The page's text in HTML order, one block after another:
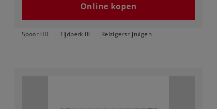
Online kopen
Spoor H0 Tijdperk III Reizigersrijtuigen